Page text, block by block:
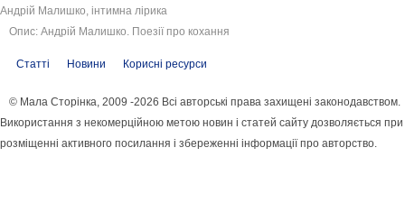
Андрій Малишко, інтимна лірика
Опис: Андрій Малишко. Поезії про кохання
Статті Новини Корисні ресурси
© Мала Сторінка, 2009 -2026 Всі авторські права захищені законодавством.
Використання з некомерційною метою новин і статей сайту дозволяється при
розміщенні активного посилання і збереженні інформації про авторство.